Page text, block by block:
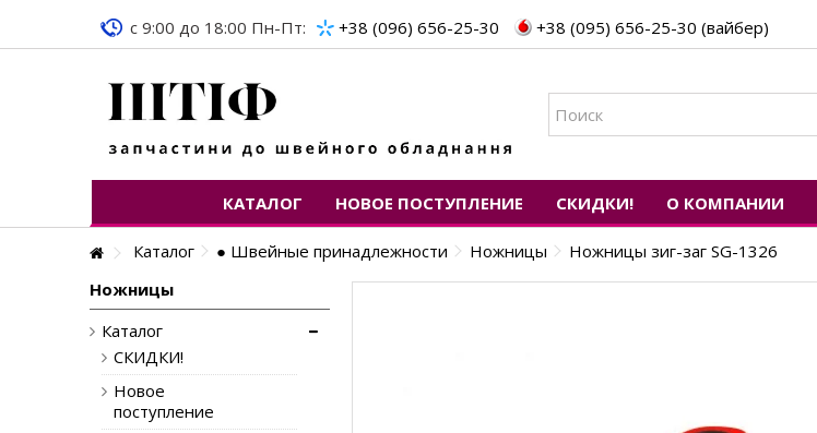
c 9:00 до 18:00 Пн-Пт: +38 (096) 656-25-30 +38 (095) 656-25-30 (вайбер)
КАТАЛОГ НОВОЕ ПОСТУПЛЕНИЕ СКИДКИ! О КОМПАНИИ
Каталог ● Швейные принадлежности Ножницы Ножницы зиг-заг SG-1326
Ножницы
Каталог
СКИДКИ!
Новое
поступление